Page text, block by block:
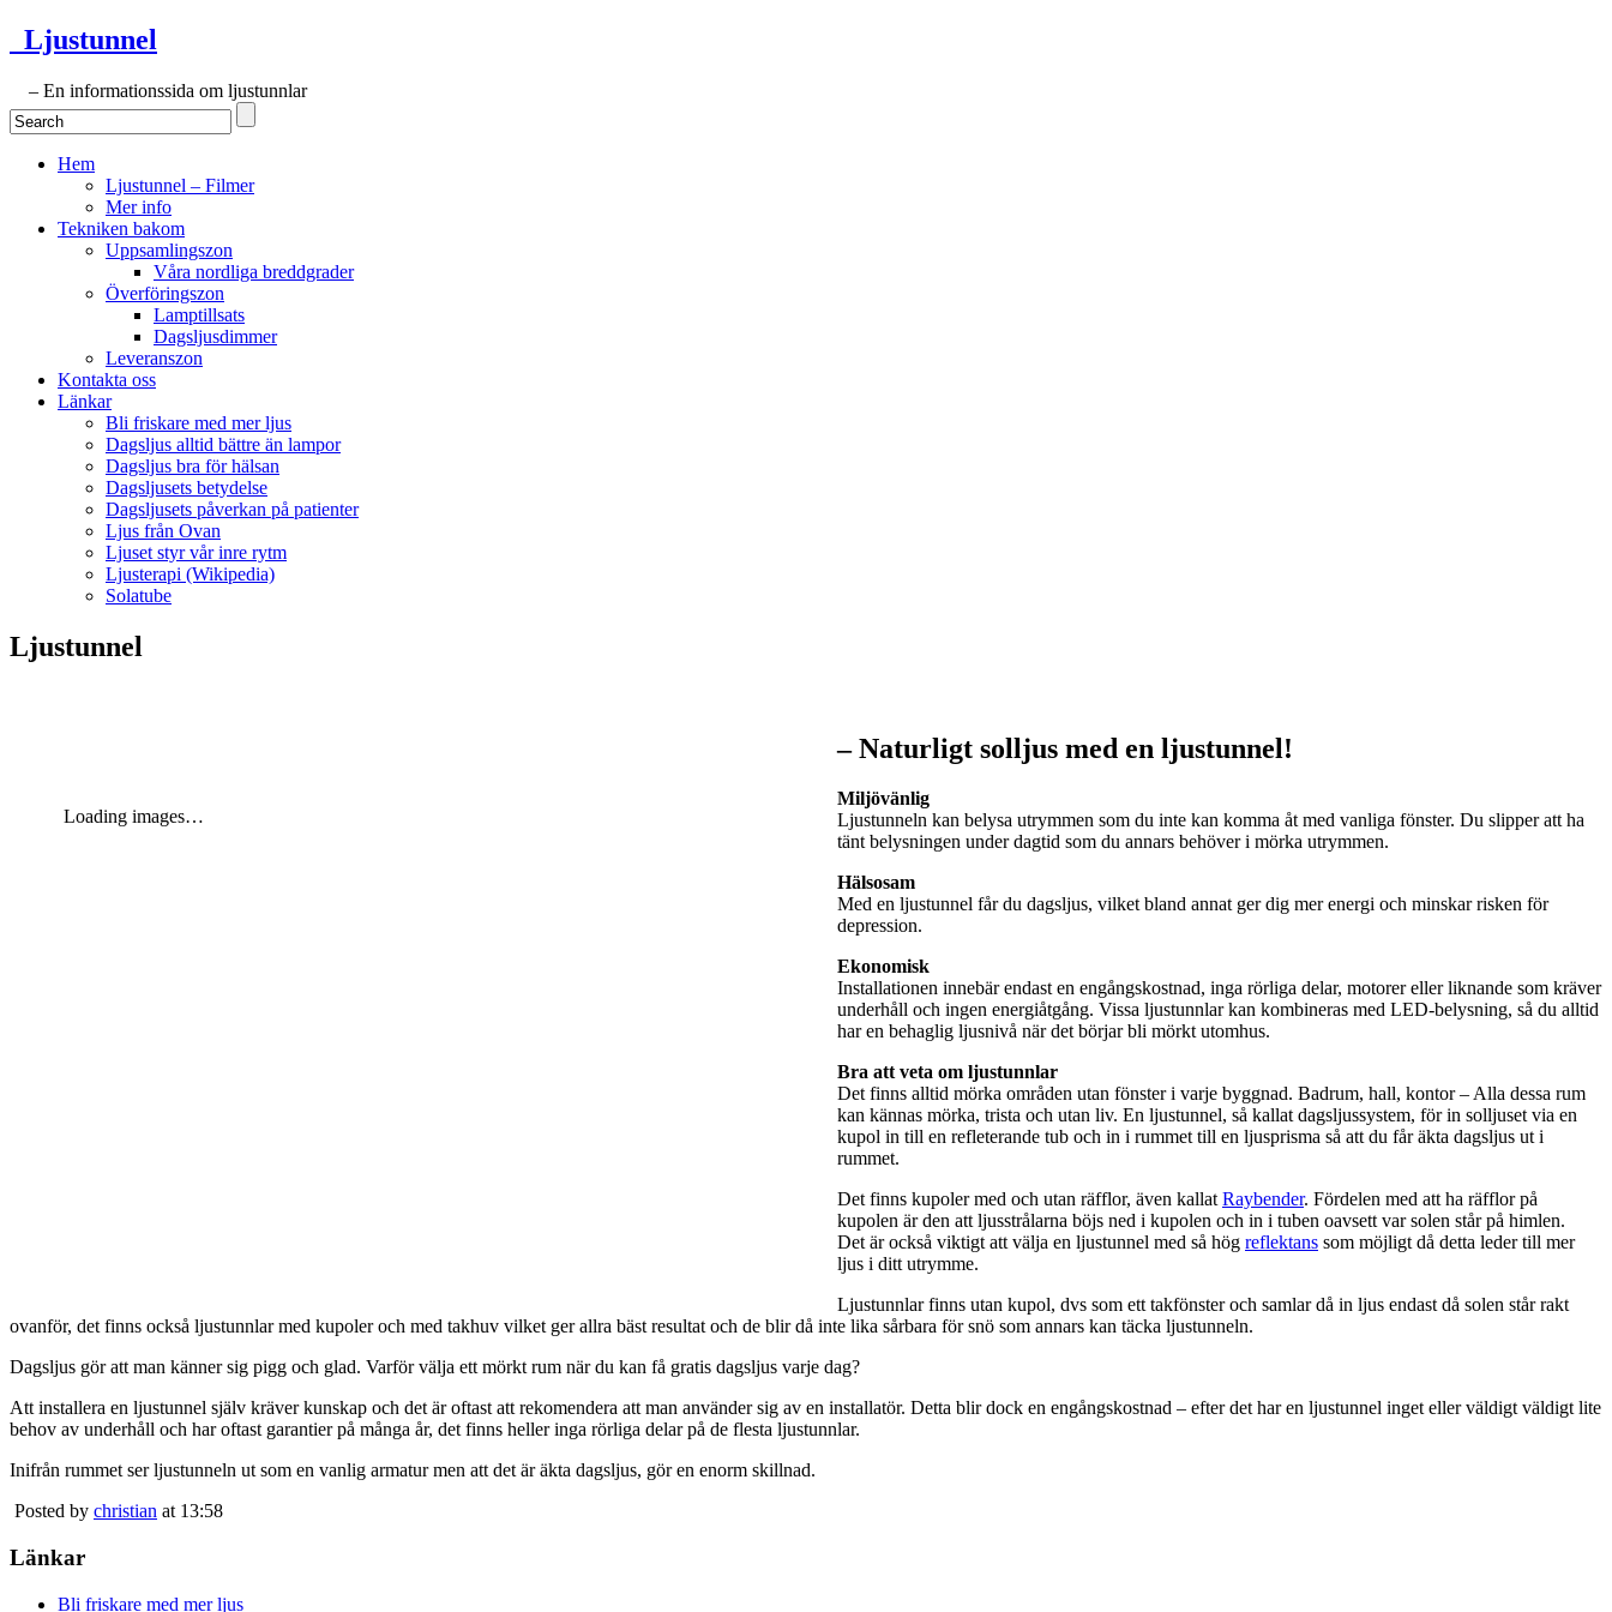
Ljustunnel
– En informationssida om ljustunnlar
Hem
Ljustunnel – Filmer
Mer info
Tekniken bakom
Uppsamlingszon
Våra nordliga breddgrader
Överföringszon
Lamptillsats
Dagsljusdimmer
Leveranszon
Kontakta oss
Länkar
Bli friskare med mer ljus
Dagsljus alltid bättre än lampor
Dagsljus bra för hälsan
Dagsljusets betydelse
Dagsljusets påverkan på patienter
Ljus från Ovan
Ljuset styr vår inre rytm
Ljusterapi (Wikipedia)
Solatube
Ljustunnel
Loading images…
– Naturligt solljus med en ljustunnel!
Miljövänlig
Ljustunneln kan belysa utrymmen som du inte kan komma åt med vanliga fönster. Du slipper att ha
tänt belysningen under dagtid som du annars behöver i mörka utrymmen.
Hälsosam
Med en ljustunnel får du dagsljus, vilket bland annat ger dig mer energi och minskar risken för
depression.
Ekonomisk
Installationen innebär endast en engångskostnad, inga rörliga delar, motorer eller liknande som kräver
underhåll och ingen energiåtgång. Vissa ljustunnlar kan kombineras med LED-belysning, så du alltid
har en behaglig ljusnivå när det börjar bli mörkt utomhus.
Bra att veta om ljustunnlar
Det finns alltid mörka områden utan fönster i varje byggnad. Badrum, hall, kontor – Alla dessa rum
kan kännas mörka, trista och utan liv. En ljustunnel, så kallat dagsljussystem, för in solljuset via en
kupol in till en refleterande tub och in i rummet till en ljusprisma så att du får äkta dagsljus ut i
rummet.
Det finns kupoler med och utan räfflor, även kallatRaybender. Fördelen med att ha räfflor på
kupolen är den att ljusstrålarna böjs ned i kupolen och in i tuben oavsett var solen står på himlen.
Det är också viktigt att välja en ljustunnel med så hög reflektans som möjligt då detta leder till mer
ljus i ditt utrymme.
Ljustunnlar finns utan kupol, dvs som ett takfönster och samlar då in ljus endast då solen står rakt
ovanför, det finns också ljustunnlar med kupoler och med takhuv vilket ger allra bäst resultat och de blir då inte lika sårbara för snö som annars kan täcka ljustunneln.
Dagsljus gör att man känner sig pigg och glad. Varför välja ett mörkt rum när du kan få gratis dagsljus varje dag?
Att installera en ljustunnel själv kräver kunskap och det är oftast att rekomendera att man använder sig av en installatör. Detta blir dock en engångskostnad – efter det har en ljustunnel inget eller väldigt väldigt lite
behov av underhåll och har oftast garantier på många år, det finns heller inga rörliga delar på de flesta ljustunnlar.
Inifrån rummet ser ljustunneln ut som en vanlig armatur men att det är äkta dagsljus, gör en enorm skillnad.
Posted by christian at 13:58
Länkar
Bli friskare med mer ljus